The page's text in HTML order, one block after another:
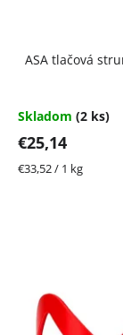
ASA tlačová
Skladom (2 ks)
€25,14
Jednotková
€33,52 / 1 kg